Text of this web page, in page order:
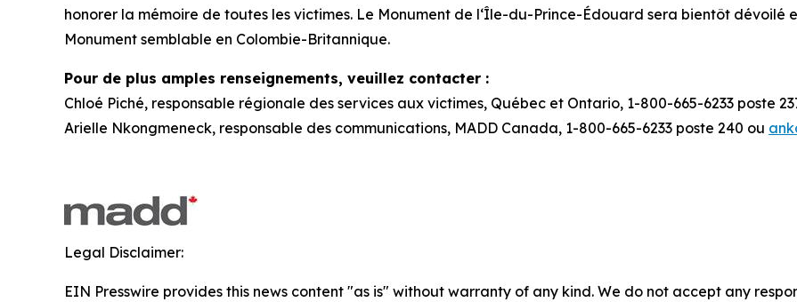
honorer la mémoire de toutes les victimes. Le Monument de l‘Île-du-Prince-Édouard sera bientôt dévoilé
Monument semblable en Colombie-Britannique.
Pour de plus amples renseignements, veuillez contacter :
Chloé Piché, responsable régionale des services aux victimes, Québec et Ontario, 1-800-665-6233 poste
Arielle Nkongmeneck, responsable des communications, MADD Canada, 1-800-665-6233 poste 240 ou
Legal Disclaimer:
EIN Presswire provides this news content "as is" without warranty of any kind. We do not accept any